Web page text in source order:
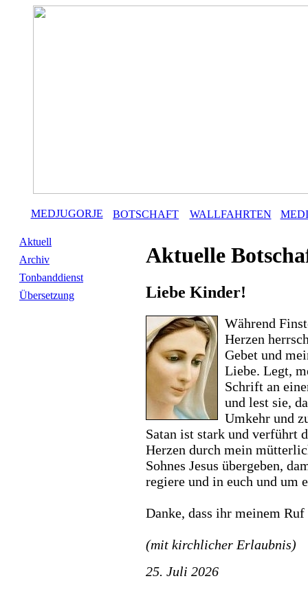
MEDJUGORJE BOTSCHAFT WALLFAHRTEN
Aktuell
Archiv
Tonbanddienst
Übersetzung
Aktuelle
Liebe Kinder!
Während
Herzen
Gebet und
Liebe. Legt,
Schrift an
und lest sie,
Umkehr und
Satan ist stark und verführt
Herzen durch mein
Sohnes Jesus übergeben,
regiere und in euch und um
Danke, dass ihr meinem
(mit kirchlicher Erlaubnis)
25. Juli 2026